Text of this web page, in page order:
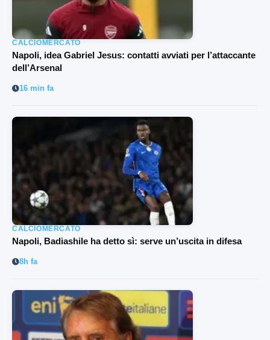
CALCIOMERCATO
Napoli, idea Gabriel Jesus: contatti avviati per l’attaccante
dell’Arsenal
16 min fa
CALCIOMERCATO
Napoli, Badiashile ha detto sì: serve un’uscita in difesa
8h fa